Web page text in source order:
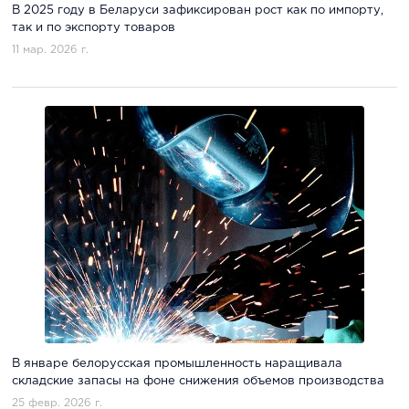
В 2025 году в Беларуси зафиксирован рост как по импорту,
так и по экспорту товаров
11 мар. 2026 г.
В январе белорусская промышленность наращивала
складские запасы на фоне снижения объемов производства
25 февр. 2026 г.